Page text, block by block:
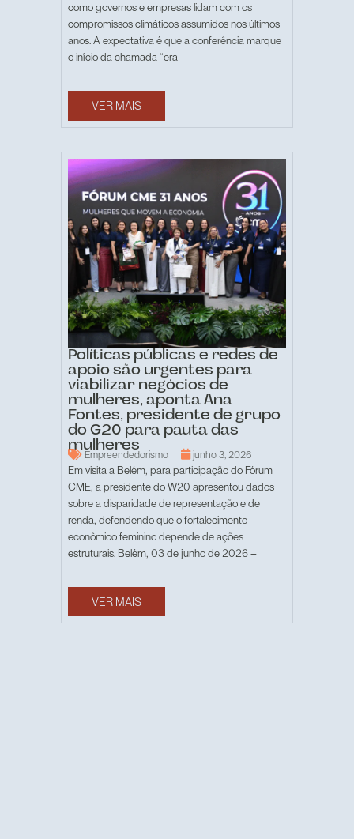
como governos e empresas lidam com os
compromissos climáticos assumidos nos últimos
anos. A expectativa é que a conferência marque
o início da chamada “era
VER MAIS
Políticas públicas e redes de
apoio são urgentes para
viabilizar negócios de
mulheres, aponta Ana
Fontes, presidente de grupo
do G20 para pauta das
mulheres
Empreendedorismo junho 3, 2026
Em visita a Belém, para participação do Fórum
CME, a presidente do W20 apresentou dados
sobre a disparidade de representação e de
renda, defendendo que o fortalecimento
econômico feminino depende de ações
estruturais. Belém, 03 de junho de 2026 –
VER MAIS